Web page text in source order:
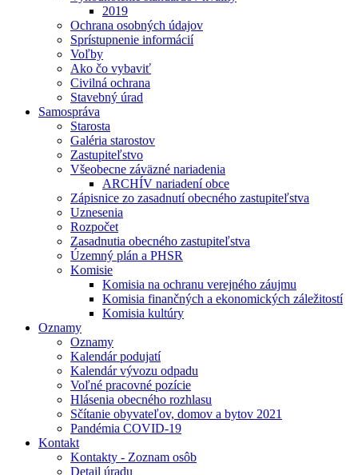
2019
Ochrana osobných údajov
Sprístupnenie informácií
Voľby
Ako čo vybaviť
Civilná ochrana
Stavebný úrad
Samospráva
Starosta
Galéria starostov
Zastupiteľstvo
Všeobecne záväzné nariadenia
ARCHÍV nariadení obce
Zápisnice zo zasadnutí obecného zastupiteľstva
Uznesenia
Rozpočet
Zasadnutia obecného zastupiteľstva
Územný plán a PHSR
Komisie
Komisia na ochranu verejného záujmu
Komisia finančných a ekonomických záležitostí
Komisia kultúry
Oznamy
Oznamy
Kalendár podujatí
Kalendár vývozu odpadu
Voľné pracovné pozície
Hlásenia obecného rozhlasu
Sčítanie obyvateľov, domov a bytov 2021
Pandémia COVID-19
Kontakt
Kontakty - Zoznam osôb
Detail úradu